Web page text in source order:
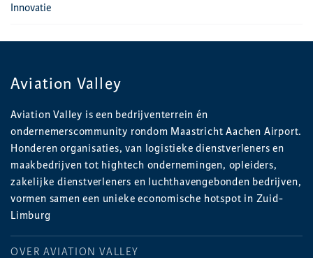
Innovatie
Aviation Valley
Aviation Valley is een bedrijventerrein én
ondernemerscommunity rondom Maastricht Aachen Airport.
Honderen organisaties, van logistieke dienstverleners en
maakbedrijven tot hightech ondernemingen, opleiders,
zakelijke dienstverleners en luchthavengebonden bedrijven,
vormen samen een unieke economische hotspot in Zuid-
Limburg
OVER AVIATION VALLEY